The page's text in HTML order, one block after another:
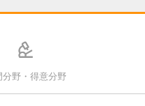
分野・得意分野